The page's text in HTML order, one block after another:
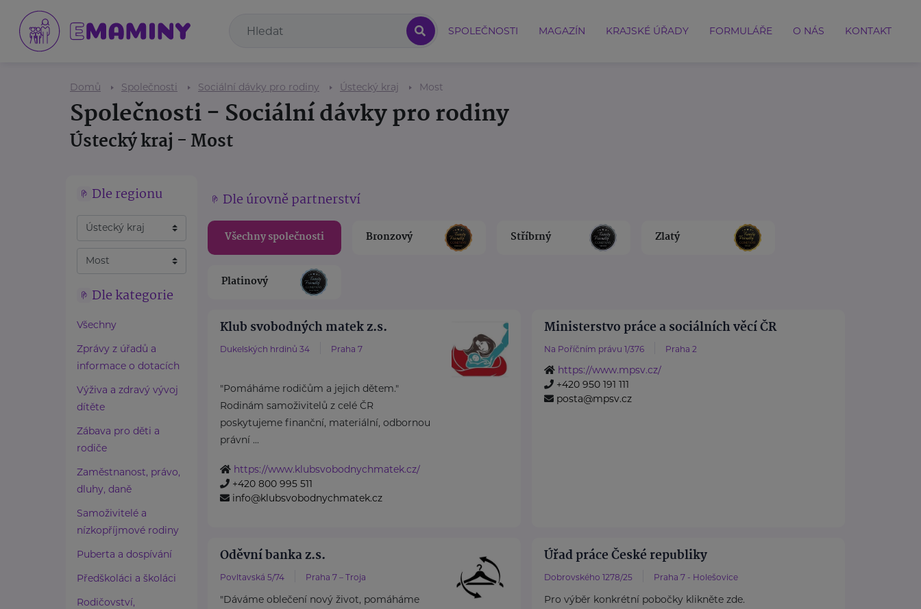
SPOLEČNOSTI MAGAZÍN KRAJSKÉ ÚŘADY FORMULÁŘE O NÁS KONTAKT
Domů Společnosti Sociální dávky pro rodiny Ústecký kraj Most
Společnosti - Sociální dávky pro rodiny
Ústecký kraj - Most
Dle regionu
Dle kategorie
Všechny
Zprávy z úřadů a
informace o dotacích
Výživa a zdravý vývoj
dítěte
Zábava pro děti a
rodiče
Zaměstnanost, právo,
dluhy, daně
Samoživitelé a
nízkopříjmové rodiny
Puberta a dospívání
Předškoláci a školáci
Rodičovství,
Dle úrovně partnerství
Všechny společnosti Bronzový Stříbrný Zlatý
Platinový
Klub svobodných matek z.s.
Dukelských hrdinů 34 Praha 7
"Pomáháme rodičům a jejich dětem."
Rodinám samoživitelů z celé ČR
poskytujeme finanční, materiální, odbornou
právní ...
https://www.klubsvobodnychmatek.cz/
+420 800 995 511
info@klubsvobodnychmatek.cz
Ministerstvo práce a sociálních věcí ČR
Na Poříčním právu 1/376 Praha 2
https://www.mpsv.cz/
+420 950 191 111
posta@mpsv.cz
Oděvní banka z.s.
Povltavská 5/74 Praha 7 – Troja
"Dáváme oblečení nový život, pomáháme
Úřad práce České republiky
Dobrovského 1278/25 Praha 7 - Holešovice
Pro výběr konkrétní pobočky klikněte zde.